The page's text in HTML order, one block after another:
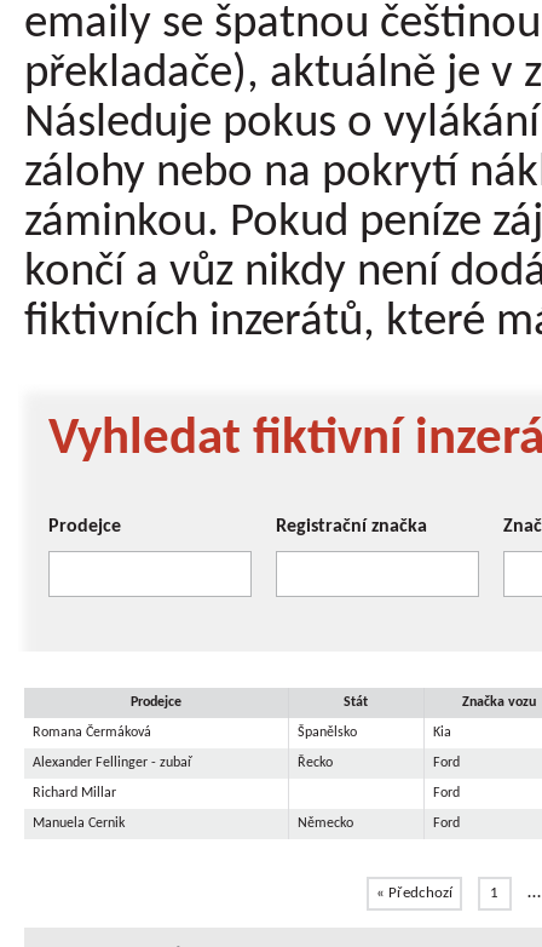
emaily se špatnou
překladače), aktuálně je v
Následuje pokus o
zálohy nebo na pokrytí
záminkou. Pokud peníze
končí a vůz nikdy není
fiktivních inzerátů, které
Vyhledat fiktivní
Prodejce Registrační značka
Prodejce Stát Značka vozu
Romana Čermáková Španělsko Kia
Alexander Fellinger - zubař Řecko Ford
Richard Millar Ford
Manuela Cernik Německo Ford
« Předchozí 1 …